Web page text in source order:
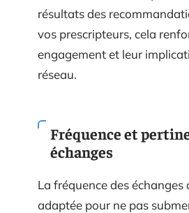
résultats des
vos prescripteurs, cela
engagement et leur
réseau.
Fréquence et
échanges
La fréquence des échanges
adaptée pour ne pas